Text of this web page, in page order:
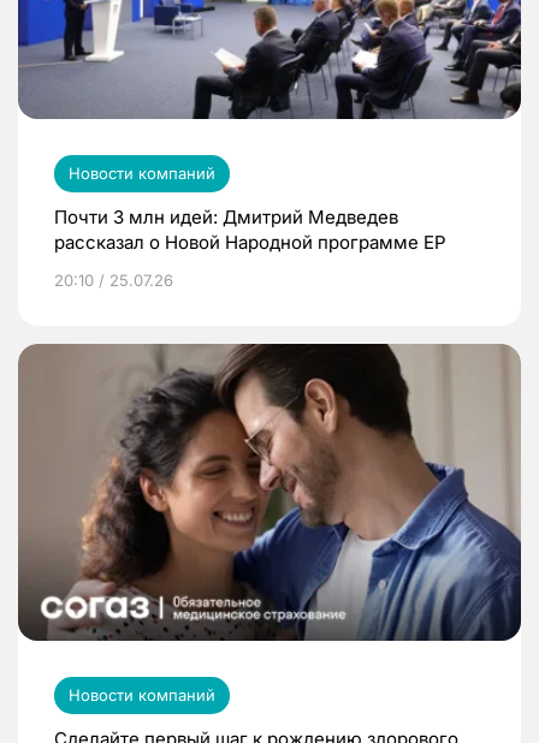
Новости компаний
Почти 3 млн идей: Дмитрий Медведев
рассказал о Новой Народной программе ЕР
20:10 / 25.07.26
Новости компаний